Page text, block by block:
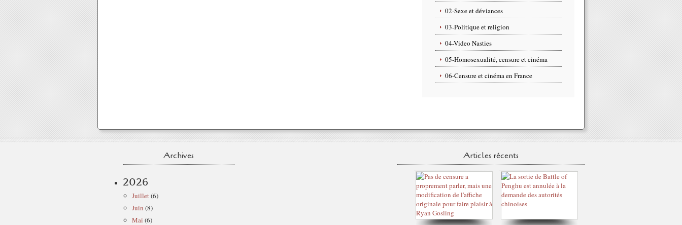
02-Sexe et déviances
03-Politique et religion
04-Video Nasties
05-Homosexualité, censure et cinéma
06-Censure et cinéma en France
Archives
2026
Juillet(6)
Juin (8)
Mai (6)
Articles récents